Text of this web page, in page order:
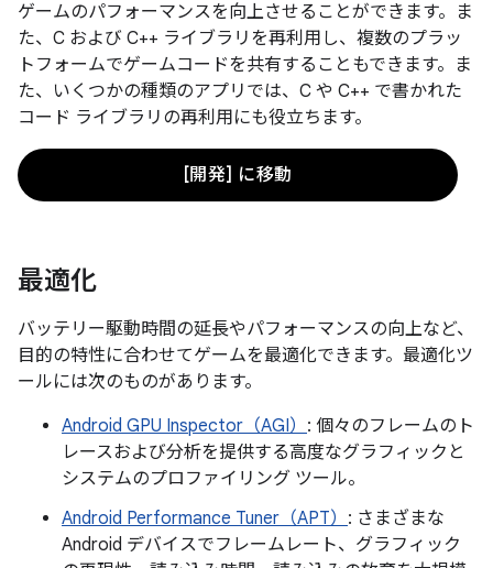
ゲームのパフォーマンスを向上させることができます。ま
た、C および C++ ライブラリを再利用し、複数のプラッ
トフォームでゲームコードを共有することもできます。ま
た、いくつかの種類のアプリでは、C や C++ で書かれた
コード ライブラリの再利用にも役立ちます。
[開発] に移動
最適化
バッテリー駆動時間の延長やパフォーマンスの向上など、
目的の特性に合わせてゲームを最適化できます。最適化ツ
ールには次のものがあります。
Android GPU Inspector（AGI） : 個々のフレームのト
レースおよび分析を提供する高度なグラフィックと
システムのプロファイリング ツール。
Android Performance Tuner（APT） : さまざまな
Android デバイスでフレームレート、グラフィック